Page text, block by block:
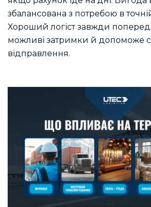
збалансована з потребою в
Хороший логіст завжди
можливі затримки й допоможе
відправлення.